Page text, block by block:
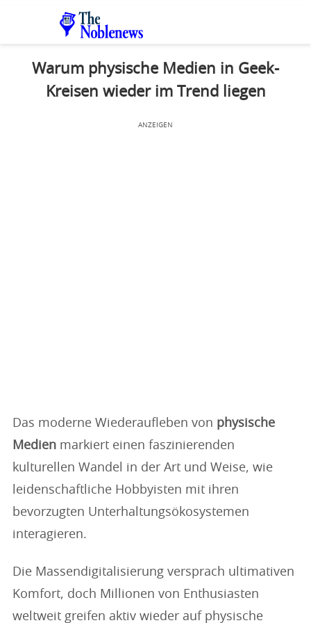
Warum physische Medien in Geek-
Kreisen wieder im Trend liegen
ANZEIGEN
Das moderne Wiederaufleben von physische
Medien markiert einen faszinierenden
kulturellen Wandel in der Art und Weise, wie
leidenschaftliche Hobbyisten mit ihren
bevorzugten Unterhaltungsökosystemen
interagieren.
Die Massendigitalisierung versprach ultimativen
Komfort, doch Millionen von Enthusiasten
weltweit greifen aktiv wieder auf physische